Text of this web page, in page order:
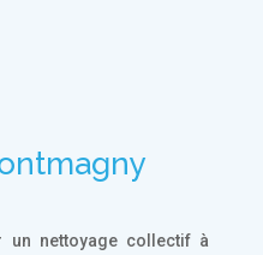
un nettoyage collectif à